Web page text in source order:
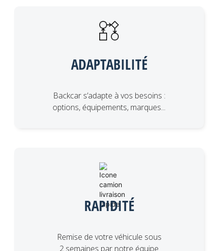
ADAPTABILITÉ
Backcar s’adapte à vos besoins :
options, équipements, marques...
RAPIDITÉ
Remise de votre véhicule sous
2 semaines par notre équipe